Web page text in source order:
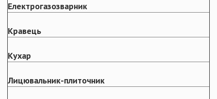
Електрогазозварник
Кравець
Кухар
Лицювальник-плиточник